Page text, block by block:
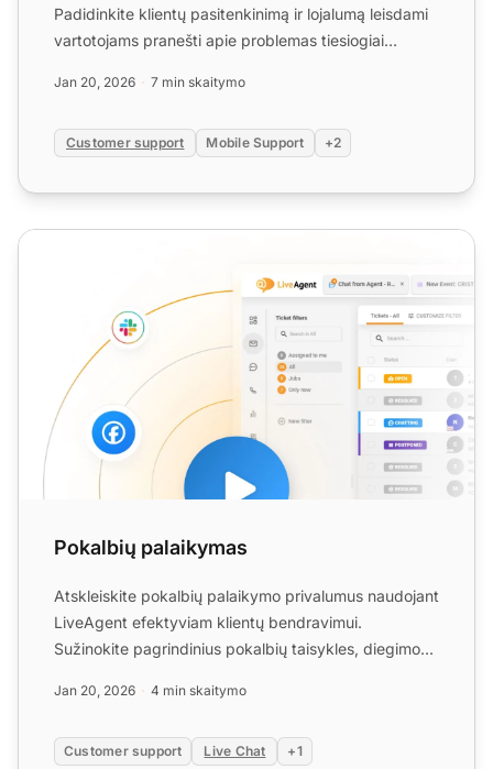
Padidinkite klientų pasitenkinimą ir lojalumą leisdami
vartotojams pranešti apie problemas tiesiogiai
Jan 20, 2026 7 min skaitymo
Customer support Mobile Support +2
Pokalbių palaikymas
Pokalbių palaikymas
Atskleiskite pokalbių palaikymo privalumus naudojant
LiveAgent efektyviam klientų bendravimui.
Sužinokite pagrindinius pokalbių taisykles, diegimo
Jan 20, 2026 4 min skaitymo
Customer support Live Chat +1